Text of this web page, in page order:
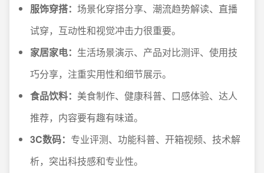
服饰穿搭： 场景化穿搭分享、潮流趋势解读、直播
试穿，互动性和视觉冲击力很重要。
家居家电： 生活场景演示、产品对比测评、使用技
巧分享，注重实用性和细节展示。
食品饮料： 美食制作、健康科普、口感体验、达人
推荐，内容要有趣有味道。
3C数码： 专业评测、功能科普、开箱视频、技术解
析，突出科技感和专业性。